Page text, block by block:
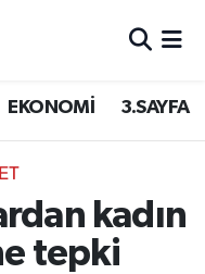
EKONOMİ 3.SAYFA
kadın
tepki